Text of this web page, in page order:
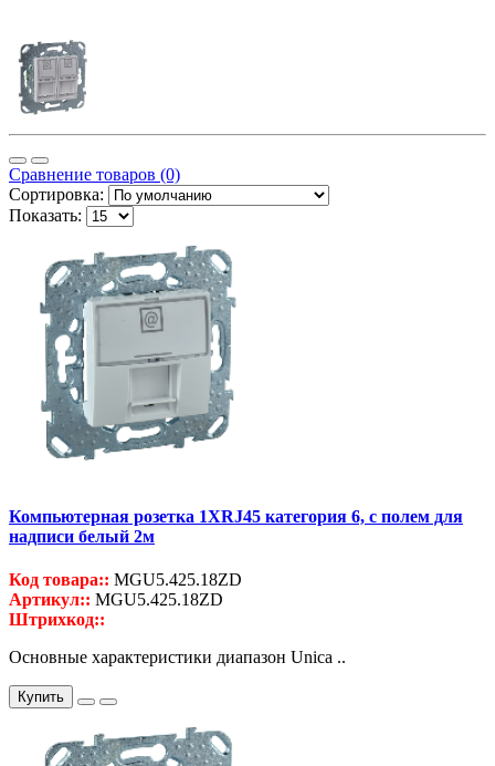
Сравнение товаров (0)
Сортировка:
Показать:
Компьютерная розетка 1ХRJ45 категория 6, с полем для
надписи белый 2м
Код товара:: MGU5.425.18ZD
Артикул:: MGU5.425.18ZD
Штрихкод::
Основные характеристики диапазон Unica ..
Купить